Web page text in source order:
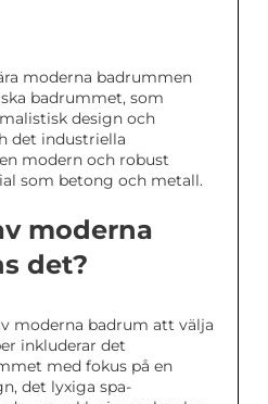
moderna badrummen
badrummet, som
design och
det industriella
modern och robust
som betong och metall.
moderna
det?
moderna badrum att välja
inkluderar det
med fokus på en
det lyxiga spa-